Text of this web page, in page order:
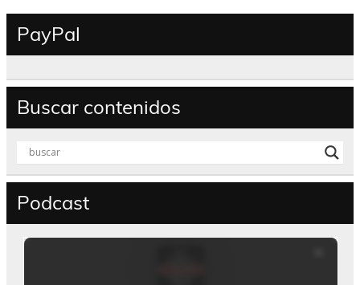
PayPal
Buscar contenidos
Podcast